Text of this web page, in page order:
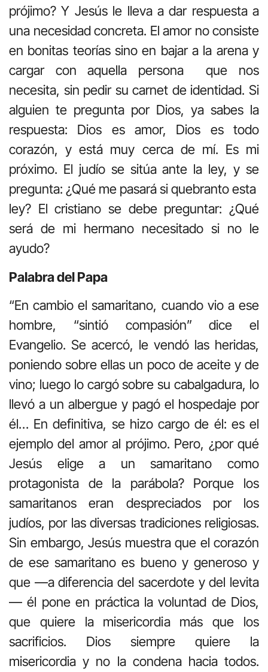
prójimo? Y Jesús le lleva a dar respuesta a
una necesidad concreta. El amor no consiste
en bonitas teorías sino en bajar a la arena y
cargar con aquella persona que nos
necesita, sin pedir su carnet de identidad. Si
alguien te pregunta por Dios, ya sabes la
respuesta: Dios es amor, Dios es todo
corazón, y está muy cerca de mí. Es mi
próximo. El judío se sitúa ante la ley, y se
pregunta: ¿Qué me pasará si quebranto esta
ley? El cristiano se debe preguntar: ¿Qué
será de mi hermano necesitado si no le
ayudo?
Palabra del Papa
“En cambio el samaritano, cuando vio a ese
hombre, “sintió compasión” dice el
Evangelio. Se acercó, le vendó las heridas,
poniendo sobre ellas un poco de aceite y de
vino; luego lo cargó sobre su cabalgadura, lo
llevó a un albergue y pagó el hospedaje por
él… En definitiva, se hizo cargo de él: es el
ejemplo del amor al prójimo. Pero, ¿por qué
Jesús elige a un samaritano como
protagonista de la parábola? Porque los
samaritanos eran despreciados por los
judíos, por las diversas tradiciones religiosas.
Sin embargo, Jesús muestra que el corazón
de ese samaritano es bueno y generoso y
que —a diferencia del sacerdote y del levita
— él pone en práctica la voluntad de Dios,
que quiere la misericordia más que los
sacrificios. Dios siempre quiere la
misericordia y no la condena hacia todos.